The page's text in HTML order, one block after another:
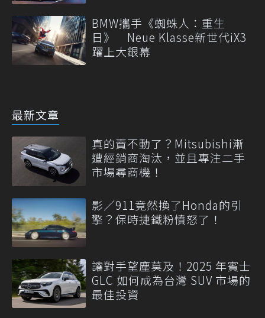
BMW攜手《蜘蛛人：重生
日》 Neue Klasse新世代iX3
躍上大銀幕
最新文章
真的賣不動了？Mitsubishi漸
遭經銷商淘汰，並且專注二手
市場尋商機！
影／911竟然換了Honda的引
擎？保時捷鐵粉憤怒了！
讓對手望塵莫及！2025 年賓士
GLC 如何成為台灣 SUV 市場的
最佳投資